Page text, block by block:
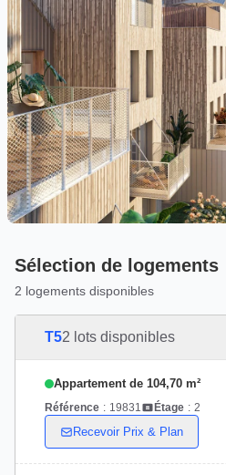
Sélection de logements
2 logements disponibles
T52 lots disponibles
Appartement de 104,70 m²
Référence : 19831 Étage : 2
Recevoir Prix & Plan